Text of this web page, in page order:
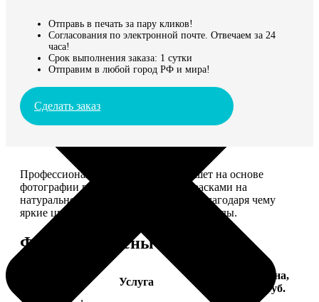
Отправь в печать за пару кликов!
Согласования по электронной почте. Отвечаем за 24
часа!
Срок выполнения заказа: 1 сутки
Отправим в любой город РФ и мира!
Сделать заказ
Профессиональный художник напишет на основе
фотографии портрет акриловыми красками на
натуральном холсте. Покроет лаком, благодаря чему
яркие цвета будут радовать вас долгие годы.
Форматы и цены
Услуга
Цена,
руб.